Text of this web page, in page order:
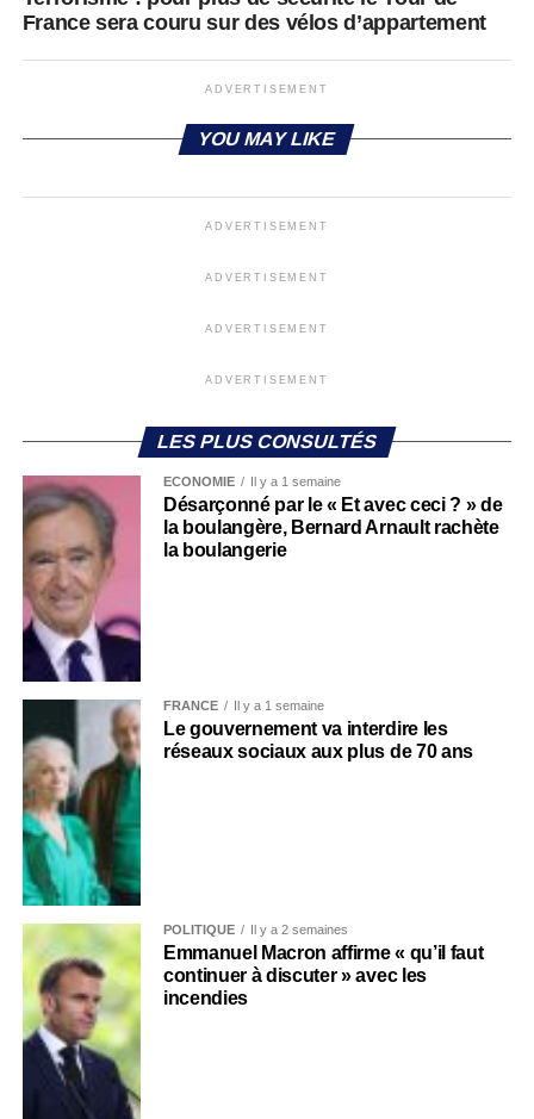
France sera couru sur des vélos d’appartement
ADVERTISEMENT
YOU MAY LIKE
ADVERTISEMENT
ADVERTISEMENT
ADVERTISEMENT
ADVERTISEMENT
LES PLUS CONSULTÉS
ECONOMIE Il y a 1 semaine
Désarçonné par le « Et avec ceci ? » de
la boulangère, Bernard Arnault rachète
la boulangerie
FRANCE Il y a 1 semaine
Le gouvernement va interdire les
réseaux sociaux aux plus de 70 ans
POLITIQUE Il y a 2 semaines
Emmanuel Macron affirme « qu’il faut
continuer à discuter » avec les
incendies